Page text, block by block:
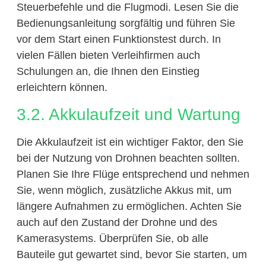
Steuerbefehle und die Flugmodi. Lesen Sie die
Bedienungsanleitung sorgfältig und führen Sie
vor dem Start einen Funktionstest durch. In
vielen Fällen bieten Verleihfirmen auch
Schulungen an, die Ihnen den Einstieg
erleichtern können.
3.2. Akkulaufzeit und Wartung
Die Akkulaufzeit ist ein wichtiger Faktor, den Sie
bei der Nutzung von Drohnen beachten sollten.
Planen Sie Ihre Flüge entsprechend und nehmen
Sie, wenn möglich, zusätzliche Akkus mit, um
längere Aufnahmen zu ermöglichen. Achten Sie
auch auf den Zustand der Drohne und des
Kamerasystems. Überprüfen Sie, ob alle
Bauteile gut gewartet sind, bevor Sie starten, um